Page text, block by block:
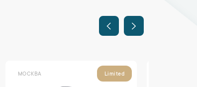
МОСКВА Limited